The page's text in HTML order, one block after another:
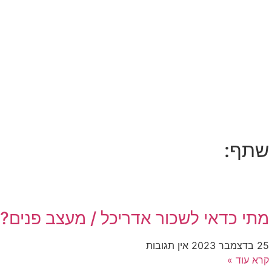
שתף:
מתי כדאי לשכור אדריכל / מעצב פנים?
25 בדצמבר 2023
אין תגובות
קרא עוד »